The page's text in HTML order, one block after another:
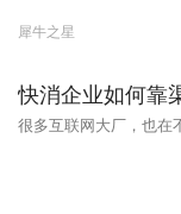
犀牛之星
快消企业如何靠
很多互联网大厂，也在